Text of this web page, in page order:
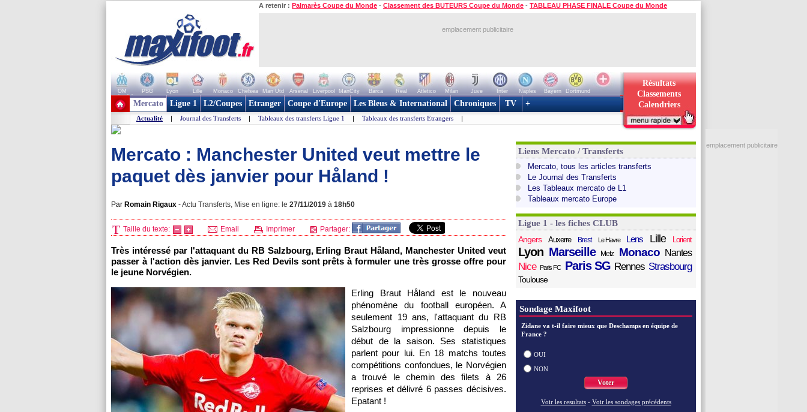
A retenir : Palmarès Coupe du Monde - Classement des BUTEURS Coupe du Monde - TABLEAU PHASE FINALE Coupe du Monde
emplacement publicitaire
OM PSG Lyon Lille Monaco Chelsea Man Utd Arsenal Liverpool ManCity Barca Real Atletico Milan Juve Inter Naples Bayern
Dortmund
+ de clubs
Résultats
Classements
Calendriers
Mercato Ligue 1 L2/Coupes Etranger Coupe d'Europe Les Bleus & International Chroniques TV +
Actualité | Journal des Transferts | Tableaux des transferts Ligue 1 | Tableaux des transferts Etrangers |
Mercato : Manchester United veut mettre le
paquet dès janvier pour Håland !
Par Romain Rigaux -Actu Transferts, Mise en ligne: le 27/11/2019 à 18h50
Taille du texte: Email Imprimer Partager:
Très intéressé par l'attaquant du RB Salzbourg, Erling Braut Håland, Manchester United veut
passer à l'action dès janvier. Les Red Devils sont prêts à formuler une très grosse offre pour
le jeune Norvégien.
Erling Braut Håland est le nouveau
phénomène du football européen. A
seulement 19 ans, l'attaquant du RB
Salzbourg impressionne depuis le
début de la saison. Ses statistiques
parlent pour lui. En 18 matchs toutes
compétitions confondues, le Norvégien
a trouvé le chemin des filets à 26
reprises et délivré 6 passes décisives.
Epatant !
Liens Mercato / Transferts
Mercato, tous les articles transferts
Le Journal des Transferts
Les Tableaux mercato de L1
Tableaux mercato Europe
Ligue 1 - les fiches CLUB
Angers
Auxerre Brest Le Havre Lens Lille Lorient
Lyon Marseille Metz Monaco Nantes
Nice Paris FC Paris SG Rennes Strasbourg
Toulouse
Sondage Maxifoot
Zidane va t-il faire mieux que Deschamps en équipe de
France ?
OUI
NON
Voter
Voir les resultats - Voir les sondages précédents
emplacement publicitaire